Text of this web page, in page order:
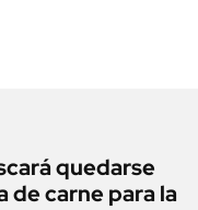
quedarse
de carne para la